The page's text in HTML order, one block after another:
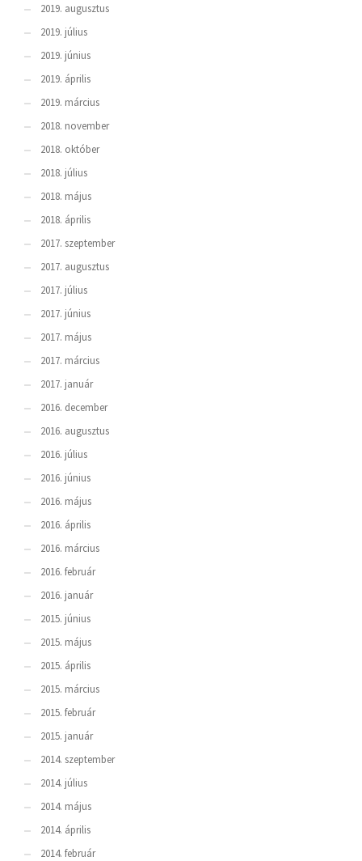
2019. augusztus
2019. július
2019. június
2019. április
2019. március
2018. november
2018. október
2018. július
2018. május
2018. április
2017. szeptember
2017. augusztus
2017. július
2017. június
2017. május
2017. március
2017. január
2016. december
2016. augusztus
2016. július
2016. június
2016. május
2016. április
2016. március
2016. február
2016. január
2015. június
2015. május
2015. április
2015. március
2015. február
2015. január
2014. szeptember
2014. július
2014. május
2014. április
2014. február